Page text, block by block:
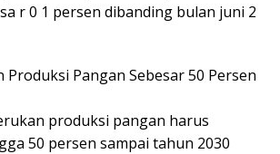
r 0 1 persen dibanding bulan juni 2
Produksi Pangan Sebesar 50 Persen
produksi pangan harus
50 persen sampai tahun 2030